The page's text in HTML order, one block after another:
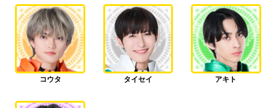
コウタ タイセイ アキト